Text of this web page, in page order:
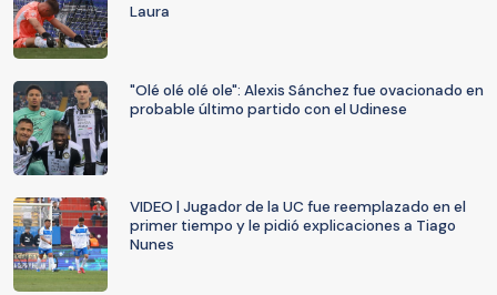
Laura
"Olé olé olé ole": Alexis Sánchez fue ovacionado en
probable último partido con el Udinese
VIDEO | Jugador de la UC fue reemplazado en el
primer tiempo y le pidió explicaciones a Tiago
Nunes